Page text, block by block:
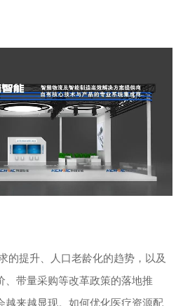
的提升、人口老龄化的趋势，以及
、带量采购等改革政策的落地推
越来越显现。如何优化医疗资源配